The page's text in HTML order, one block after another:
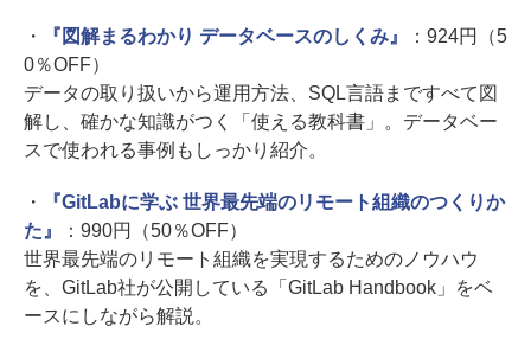
・ 『図解まるわかり データベースのしくみ』
：924円（5
0％OFF）
データの取り扱いから運用方法、SQL言語まですべて図
解し、確かな知識がつく「使える教科書」。データベー
スで使われる事例もしっかり紹介。
・
『GitLabに学ぶ 世界最先端のリモート組織のつくりか
た』
：990円（50％OFF）
世界最先端のリモート組織を実現するためのノウハウ
を、GitLab社が公開している「GitLab Handbook」をベ
ースにしながら解説。